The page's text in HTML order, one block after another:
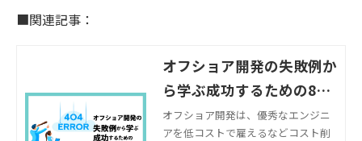
■関連記事：
オフショア開発の失敗例か
ら学ぶ成功するための8つ
のポイント
オフショア開発は、優秀なエンジニ
アを低コストで雇えるなどコスト削